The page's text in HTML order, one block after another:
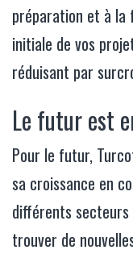
préparation et à la
initiale de vos
réduisant par
Le futur est
Pour le futur,
sa croissance en
différents secteurs
trouver de